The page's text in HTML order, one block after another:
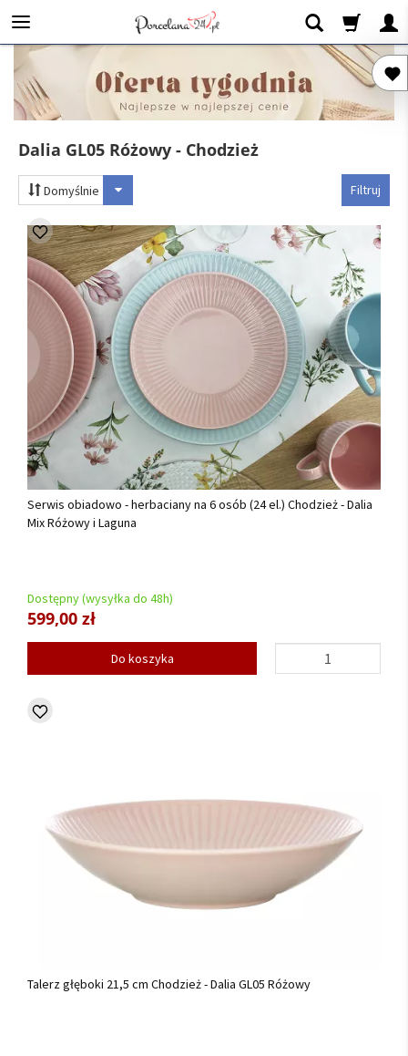
Dalia GL05 Różowy - Chodzież
Filtruj
Domyślnie
Serwis obiadowo - herbaciany na 6 osób (24 el.) Chodzież - Dalia
Mix Różowy i Laguna
Dostępny (wysyłka do 48h)
599,00 zł
Do koszyka
Talerz głęboki 21,5 cm Chodzież - Dalia GL05 Różowy